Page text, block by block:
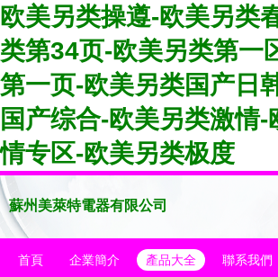
欧美另类操遵-欧美另类
类第34页-欧美另类第一
第一页-欧美另类国产日
国产综合-欧美另类激情-
情专区-欧美另类极度
蘇州美萊特電器有限公司
首頁 企業簡介 產品大全 聯系我們